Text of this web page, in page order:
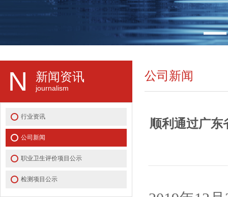
N 新闻资讯
journalism
行业资讯
公司新闻
职业卫生评价项目公示
检测项目公示
公司新闻
顺利通过广东